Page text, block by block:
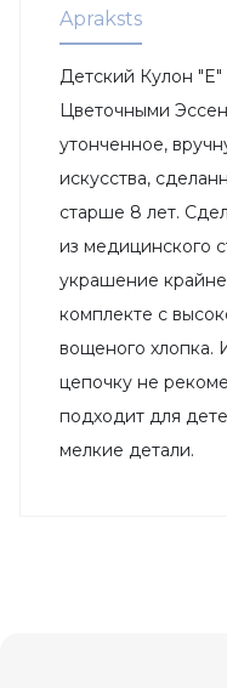
Apraksts
Детский Кулон
Цветочными
утонченное,
искусства,
старше 8 лет.
из медицинского
украшение
комплекте с
вощеного хлопка.
цепочку не
подходит для
мелкие детали.